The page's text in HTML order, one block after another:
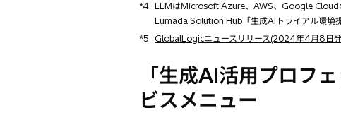
で
開
く
*4 LLMはMicrosoft Azure、AWS、Google Cloud
Lumada Solution Hub「生成AIトライアル環境
*5 GlobalLogicニュースリリース(2024年4月8日
「生成AI活用プロフ
ビスメニュー